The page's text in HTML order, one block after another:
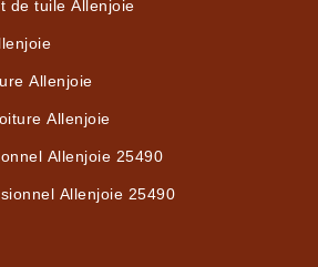
de tuile Allenjoie
Allenjoie
Allenjoie
Allenjoie 25490
Allenjoie 25490